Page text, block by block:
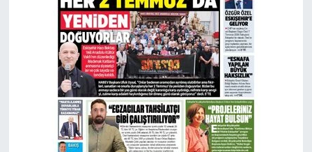
Yaşam
Resmi ilanlar